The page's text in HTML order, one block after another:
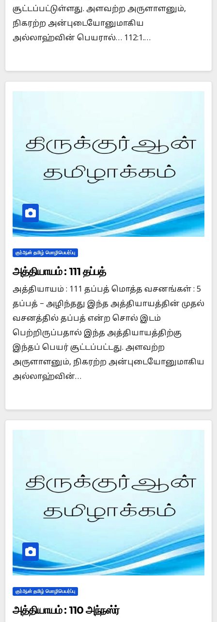
சூட்டப்பட்டுள்ளது. அளவற்ற அருளாளனும்,
நிகரற்ற அன்புடையோனுமாகிய
அல்லாஹ்வின் பெயரால்… 112:1.…
குர்ஆன் தமிழ் மொழிபெயர்ப்பு
அத்தியாயம் : 111 தப்பத்
அத்தியாயம் : 111 தப்பத் மொத்த வசனங்கள் : 5
தப்பத் – அழிந்தது இந்த அத்தியாயத்தின் முதல்
வசனத்தில் தப்பத் என்ற சொல் இடம்
பெற்றிருப்பதால் இந்த அத்தியாயத்திற்கு
இந்தப் பெயர் சூட்டப்பட்டது. அளவற்ற
அருளாளனும், நிகரற்ற அன்புடையோனுமாகிய
அல்லாஹ்வின்…
குர்ஆன் தமிழ் மொழிபெயர்ப்பு
அத்தியாயம் : 110 அந்நஸ்ர்